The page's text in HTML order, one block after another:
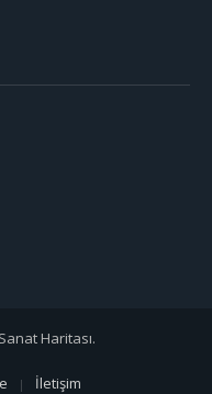
Haritası.
İletişim